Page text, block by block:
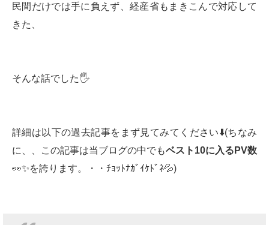
民間だけでは手に負えず、経産省もまきこんで対応して
きた、
そんな話でした🖐
詳細は以下の過去記事をまず見てみてください⬇️(ちなみ
に、、この記事は当ブログの中でもベスト 10に入る PV数
👀✨を誇ります。・・ﾁｮｯﾄﾅｶﾞｲｹﾄﾞﾈ💦)